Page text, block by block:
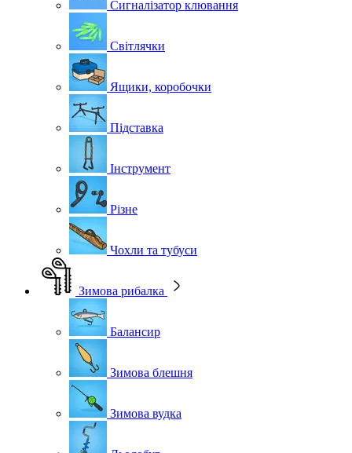
Сигналізатор клювання
Світлячки
Ящики, коробочки
Підставка
Інструмент
Різне
Чохли та тубуси
Зимова рибалка
Балансир
Зимова блешня
Зимова вудка